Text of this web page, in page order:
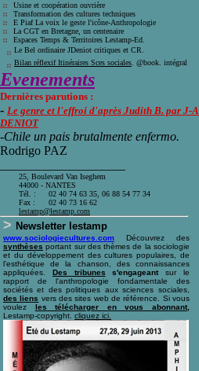
Usine et coopération ouvrière
Transformation des cultures techniques
E Piaf La voix le geste l'icône-Anthropologie
La CGT en Bretagne, un centenaire
Espaces Temps & Territoires Lestamp-Ed
Le Bel ordinaire JDeniot critiques et CR.
Bilan réflexif Itinéraires Sces sociales . @book. intégral
Evenements
Dernières parutions :
- Le genre et l'effroi d'après Judith B. par J-A
DENIOT
-Chile un pais brutalmente enfermo.
Rodrigo PAZ
25, Boulevard Van Iseghem
44000 - NANTES
Tél. :
Fax :
02 40 74 63 35, 06 88 54 77 34
02 40 73 16 62
lestamp@lestamp.com
> Newsletter lestamp
www.sociologiecultures.com
Découvrez des
synthèses portant sur des thèmes de la sociologie
et du développement des cultures populaires, de
l'esthétique de la chanson, des connaissances
appliquées. Des tribunes s'engageantsur le
rapport de l'anthropologie fondamentale des
sociétés et des politiques aux sciences sociales,
des liens vers des sites web de référence. Si vous
voulez les télécharger en vous abonnant,
Lestamp-copyright. cliquez ici